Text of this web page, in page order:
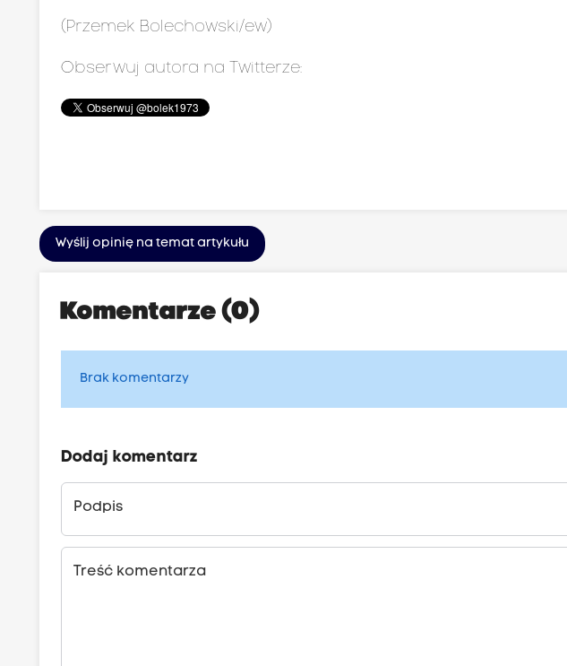
(Przemek Bolechowski/ew)
Obserwuj autora na Twitterze:
Wyślij opinię na temat artykułu
Komentarze (0)
Brak komentarzy
Dodaj komentarz
Podpis
Treść komentarza